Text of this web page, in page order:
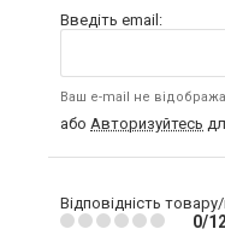
Введіть email:
Ваш e-mail не
або Авторизуйтесь
Відповідність
0/